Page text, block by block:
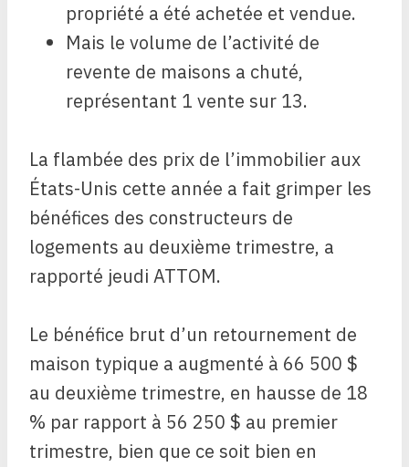
propriété a été achetée et vendue.
Mais le volume de l’activité de
revente de maisons a chuté,
représentant 1 vente sur 13.
La flambée des prix de l’immobilier aux
États-Unis cette année a fait grimper les
bénéfices des constructeurs de
logements au deuxième trimestre, a
rapporté jeudi ATTOM.
Le bénéfice brut d’un retournement de
maison typique a augmenté à 66 500 $
au deuxième trimestre, en hausse de 18
% par rapport à 56 250 $ au premier
trimestre, bien que ce soit bien en